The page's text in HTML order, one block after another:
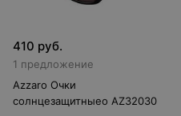
410 руб.
1 предложение
Azzaro Очки
солнцезащитныеo AZ32030